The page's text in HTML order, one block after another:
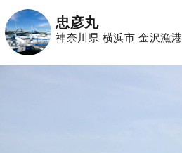
忠彦丸
神奈川県 横浜市 金沢漁港